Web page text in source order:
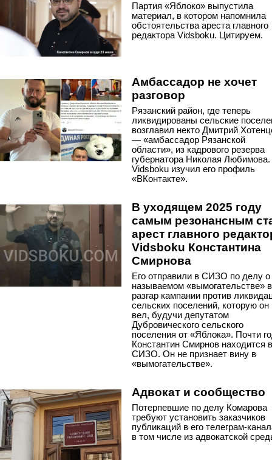
Партия «Яблоко» выпустила
материал, в котором напомнила
обстоятельства ареста главного
редактора Vidsboku. Цитируем.
Амбассадор не хочет
разговор
Рязанский район, где теперь
ликвидированы сельские
возглавил некто Дмитрий
— «амбассадор Рязанской
области», из кадрового резерва
губернатора Николая Любимова.
Vidsboku изучил его профиль
«ВКонтакте».
В уходящем 2025 году
самым резонансным
арест главного
Vidsboku Константина
Смирнова
Его отправили в СИЗО по делу о
называемом «вымогательстве» в
разгар кампании против
сельских поселений, которую он
вел, будучи депутатом
Дубровического сельского
поселения от «Яблока». Почти
Константин Смирнов находится в
СИЗО. Он не признает вину в
«вымогательстве».
Адвокат и сообщество
Потерпевшие по делу Комарова
требуют установить заказчиков
публикаций в его телеграм-
в том числе из адвокатской